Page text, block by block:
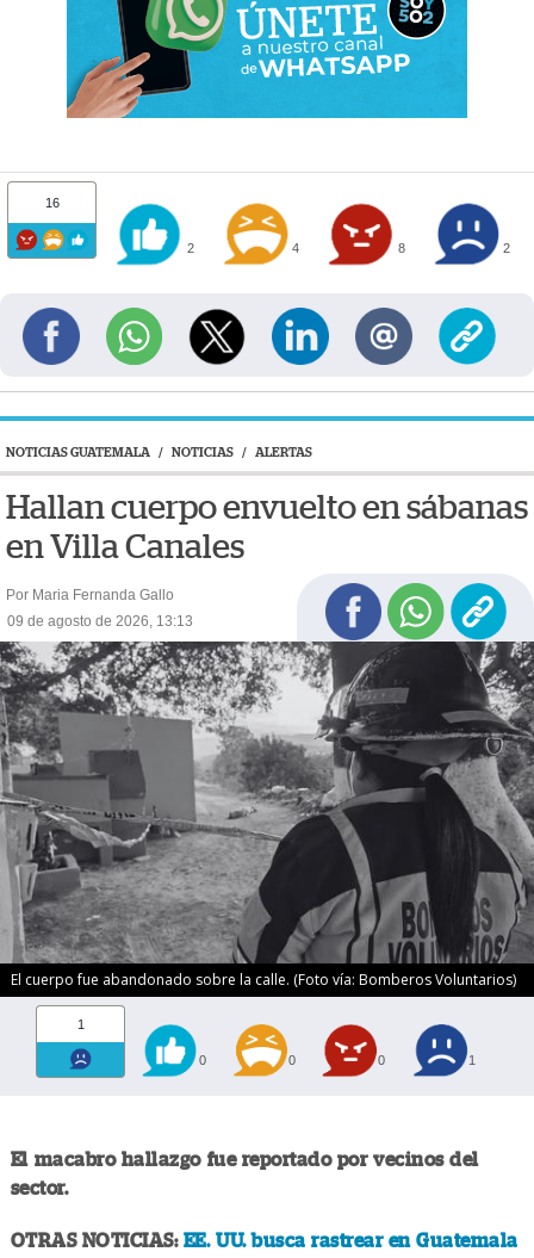
16
2 4 8 2
NOTICIAS GUATEMALA / NOTICIAS / ALERTAS
Hallan cuerpo envuelto en sábanas
en Villa Canales
Por Maria Fernanda Gallo
09 de agosto de 2026, 13:13
El cuerpo fue abandonado sobre la calle. (Foto vía: Bomberos Voluntarios)
1
0 0 0 1
El macabro hallazgo fue reportado por vecinos del
sector.
OTRAS NOTICIAS: EE. UU. busca rastrear en Guatemala